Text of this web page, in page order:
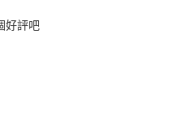
好評吧